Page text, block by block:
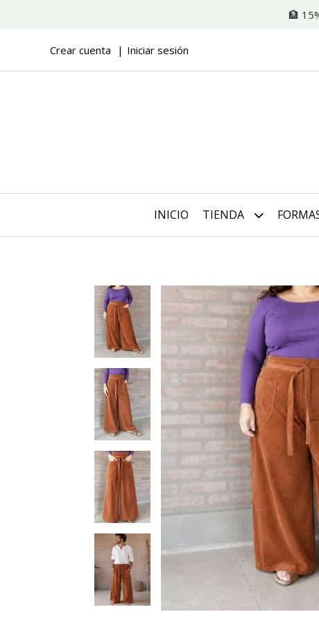
🏦
Crear cuenta Iniciar sesión
INICIO TIENDA